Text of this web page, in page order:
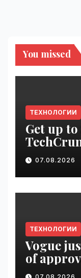
You missed
ТЕХНОЛОГИИ
Get up
pass
07.08.2026
ТЕХНОЛОГИИ
Vogue
of